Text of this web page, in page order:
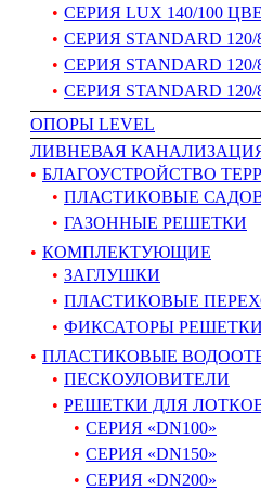
СЕРИЯ LUX 140/100
СЕРИЯ STANDARD
СЕРИЯ STANDARD
СЕРИЯ STANDARD
ОПОРЫ LEVEL
ЛИВНЕВАЯ
БЛАГОУСТРОЙСТВО
ПЛАСТИКОВЫЕ
ГАЗОННЫЕ РЕШЕТКИ
КОМПЛЕКТУЮЩИЕ
ЗАГЛУШКИ
ПЛАСТИКОВЫЕ
ФИКСАТОРЫ РЕШЕТКИ
ПЛАСТИКОВЫЕ
ПЕСКОУЛОВИТЕЛИ
РЕШЕТКИ ДЛЯ
СЕРИЯ «DN100»
СЕРИЯ «DN150»
СЕРИЯ «DN200»